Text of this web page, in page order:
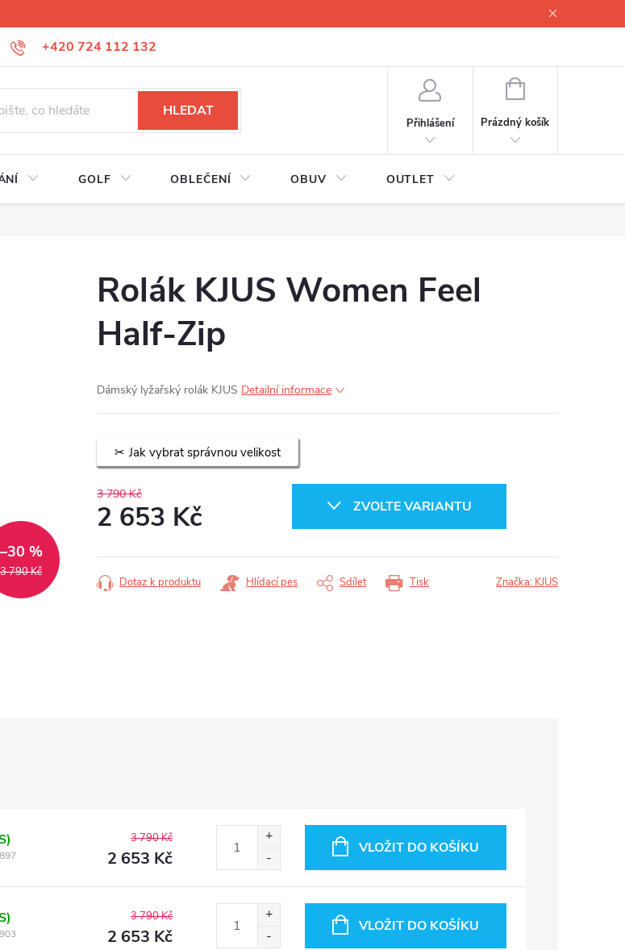
+420 724 112 132
Úprava lyžáků na míru
HLEDAT
Přihlášení
NÁKUPNÍ
Prázdný košík
GOLF OBLEČENÍ OBUV OUTLET
3 790 Kč
–30 %
Rolák KJUS Women Feel
Half-Zip
Dámský lyžařský rolák KJUS Detailní informace
Jak vybrat správnou velikost
3 790 Kč
2 653 Kč
cena:
ZVOLTE VARIANTU
Tisk
Dotaz k produktu Hlídací pes Sdílet Značka: KJUS
3 790 Kč
2 653 Kč VLOŽIT DO KOŠÍKU
3 790 Kč
2 653 Kč VLOŽIT DO KOŠÍKU